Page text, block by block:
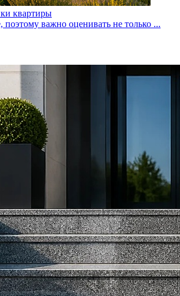
квартиры
важно оценивать не только ...